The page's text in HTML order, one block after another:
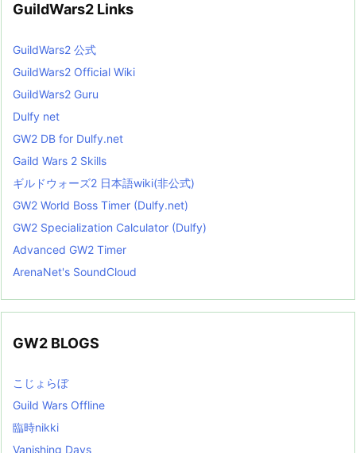
GuildWars2 Links
GuildWars2 公式
GuildWars2 Official Wiki
GuildWars2 Guru
Dulfy net
GW2 DB for Dulfy.net
Gaild Wars 2 Skills
ギルドウォーズ2 日本語wiki(非公式)
GW2 World Boss Timer (Dulfy.net)
GW2 Specialization Calculator (Dulfy)
Advanced GW2 Timer
ArenaNet's SoundCloud
GW2 BLOGS
こじょらぼ
Guild Wars Offline
臨時nikki
Vanishing Days